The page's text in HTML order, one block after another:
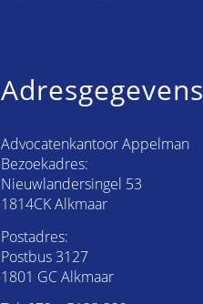
Adresgegevens
Advocatenkantoor Appelman
Bezoekadres:
Nieuwlandersingel 53
1814CK Alkmaar
Postadres:
Postbus 3127
1801 GC Alkmaar